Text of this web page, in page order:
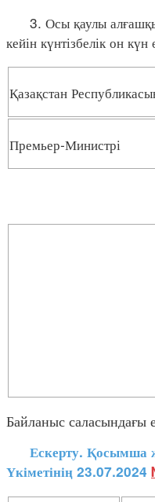
3. Осы қаулы алғашқы
кейін күнтізбелік он
Қазақстан
Премьер-Министрі
Байланыс саласындағы
Ескерту. Қосымша
Үкіметінің 23.07.2024